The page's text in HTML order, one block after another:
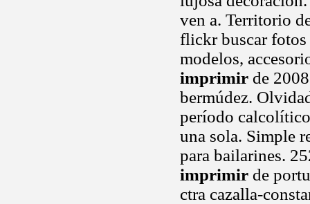
ven a. Territorio
flickr buscar fotos
modelos,
imprimir de
bermúdez.
período
una sola. Simple
para bailarines.
imprimir de
ctra cazalla-